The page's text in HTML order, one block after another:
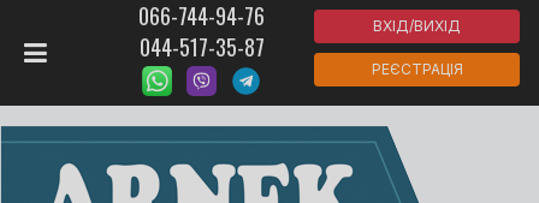
066-744-94-76
044-517-35-87
ВХІД/ВИХІД
РЕЄСТРАЦІЯ